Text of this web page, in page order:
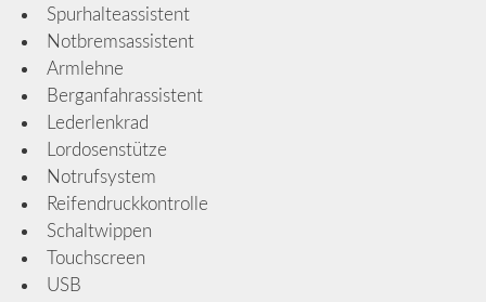
Spurhalteassistent
Notbremsassistent
Armlehne
Berganfahrassistent
Lederlenkrad
Lordosenstütze
Notrufsystem
Reifendruckkontrolle
Schaltwippen
Touchscreen
USB